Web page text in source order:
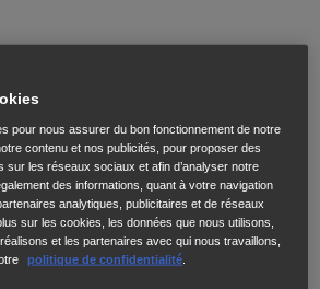
Choix du
modèle
2
Vos
coordonnées
3
catégorie pour passer à l'étape suivante.
pour nous assurer du bon fonctionnement de notre
contenu et nos publicités, pour proposer des
sur les réseaux sociaux et afin d’analyser notre
des informations, quant à votre navigation
analytiques, publicitaires et de réseaux
sur les cookies, les données que nous utilisons,
et les partenaires avec qui nous travaillons,
politique de confidentialité